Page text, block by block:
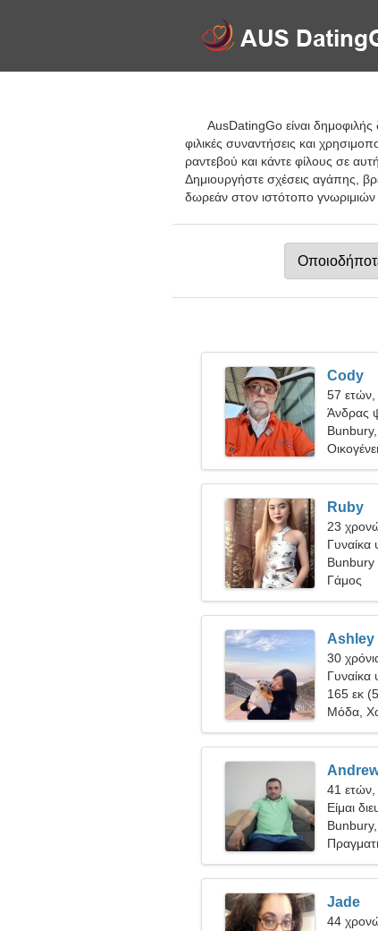
AusDatingGo είναι
φιλικές συναντήσεις και
ραντεβού και κάντε φίλους σε
Δημιουργήστε σχέσεις αγάπης,
δωρεάν στον ιστότοπο γνωριμιών
Cody
57 ετών,
Άνδρας
Ruby
23
Γυναίκα
Bunbury
Γάμος
Ashley
30
Γυναίκα
165 εκ
Μόδα,
41 ετών,
Είμαι
τέλεια
Jade
44